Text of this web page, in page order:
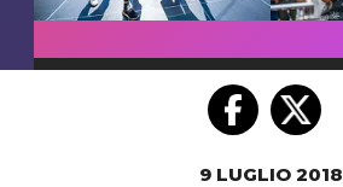
9 LUGLIO 2018